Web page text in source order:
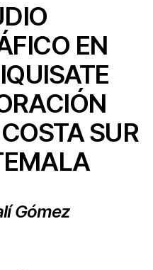
EN
SUR
Gómez